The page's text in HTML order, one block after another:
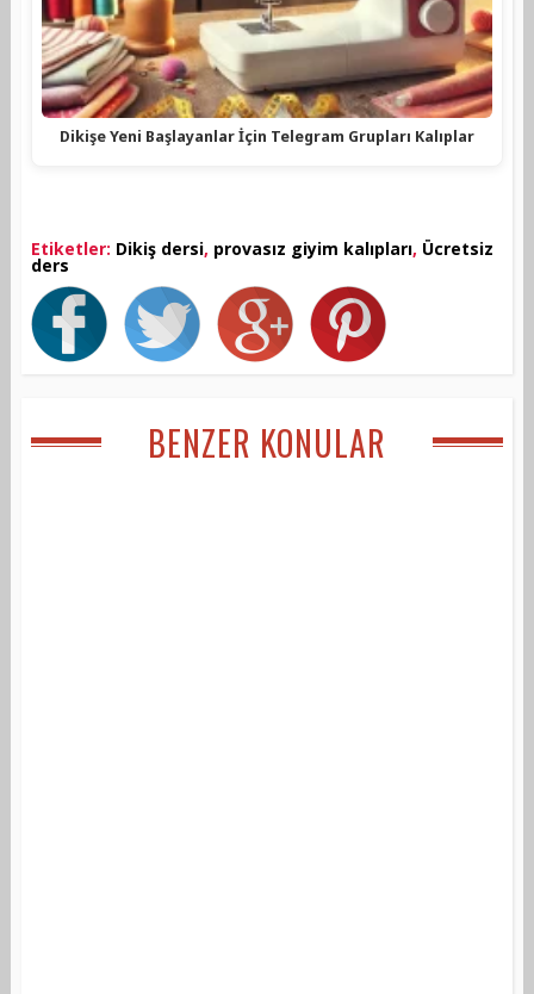
Dikişe Yeni Başlayanlar İçin Telegram Grupları Kalıplar
Etiketler: Dikiş dersi, provasız giyim kalıpları, Ücretsiz
ders
BENZER KONULAR